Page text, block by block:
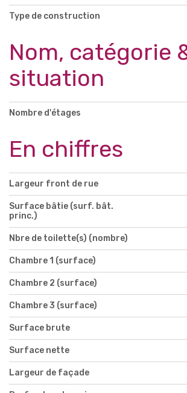
Type de construction
Nom, catégorie
situation
Nombre d'étages
En chiffres
Largeur front de rue
Surface bâtie (surf. bât.
princ.)
Nbre de toilette(s) (nombre)
Chambre 1 (surface)
Chambre 2 (surface)
Chambre 3 (surface)
Surface brute
Surface nette
Largeur de façade